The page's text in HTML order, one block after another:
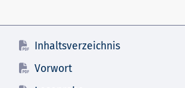
Inhaltsverzeichnis
Vorwort